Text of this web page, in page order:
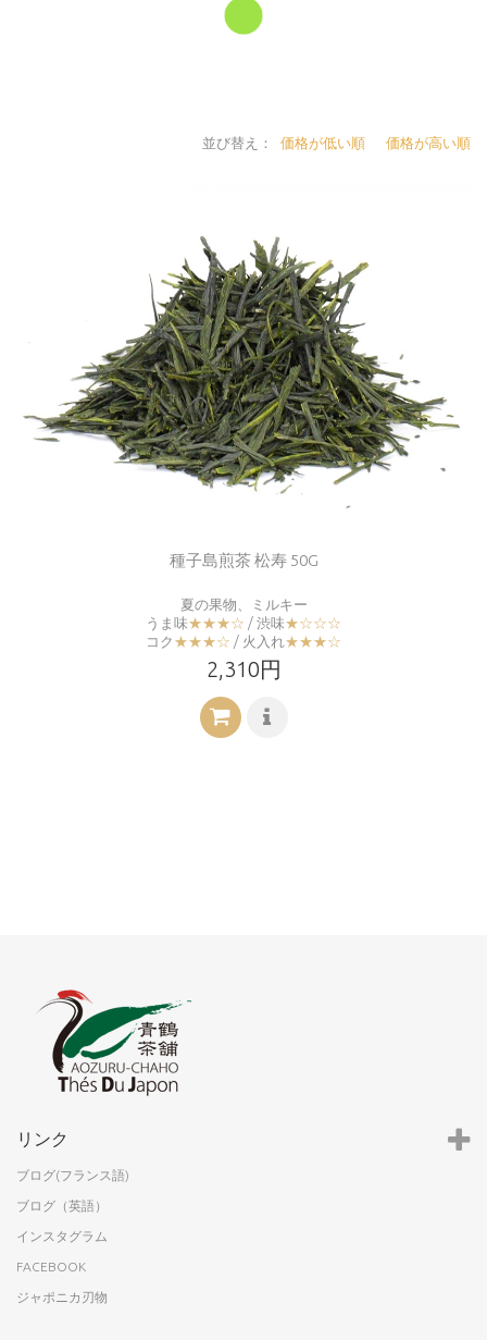
価格が低い順 価格が高い順
並び替え：
種子島煎茶 松寿 50G
夏の果物、ミルキー
うま味★★★☆ / 渋味★☆☆☆
コク ★★★☆ / 火入れ ★★★☆
2,310円
リンク
ブログ(フランス語)
ブログ（英語）
インスタグラム
FACEBOOK
ジャポニカ刃物